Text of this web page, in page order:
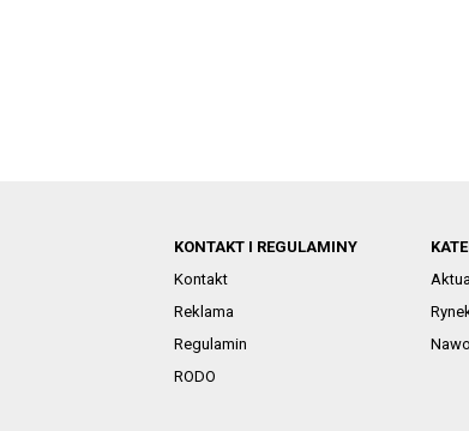
KONTAKT I REGULAMINY
Kontakt
Reklama
Regulamin
RODO